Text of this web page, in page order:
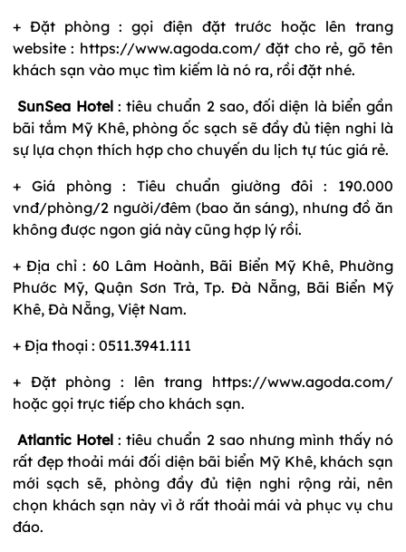
+ Đặt phòng : gọi điện đặt trước hoặc lên trang
website : https://www.agoda.com/ đặt cho rẻ, gõ tên
khách sạn vào mục tìm kiếm là nó ra, rồi đặt nhé.
SunSea Hotel : tiêu chuẩn 2 sao, đối diện là biển gần
bãi tắm Mỹ Khê, phòng ốc sạch sẽ đầy đủ tiện nghi là
sự lựa chọn thích hợp cho chuyến du lịch tự túc giá rẻ.
+ Giá phòng : Tiêu chuẩn giường đôi : 190.000
vnđ/phòng/2 người/đêm (bao ăn sáng), nhưng đồ ăn
không được ngon giá này cũng hợp lý rồi.
+ Địa chỉ : 60 Lâm Hoành, Bãi Biển Mỹ Khê, Phường
Phước Mỹ, Quận Sơn Trà, Tp. Đà Nẵng, Bãi Biển Mỹ
Khê, Đà Nẵng, Việt Nam.
+ Địa thoại : 0511.3941.111
+ Đặt phòng : lên trang https://www.agoda.com/
hoặc gọi trực tiếp cho khách sạn.
Atlantic Hotel: tiêu chuẩn 2 sao nhưng mình thấy nó
rất đẹp thoải mái đối diện bãi biển Mỹ Khê, khách sạn
mới sạch sẽ, phòng đầy đủ tiện nghi rộng rải, nên
chọn khách sạn này vì ở rất thoải mái và phục vụ chu
đáo.